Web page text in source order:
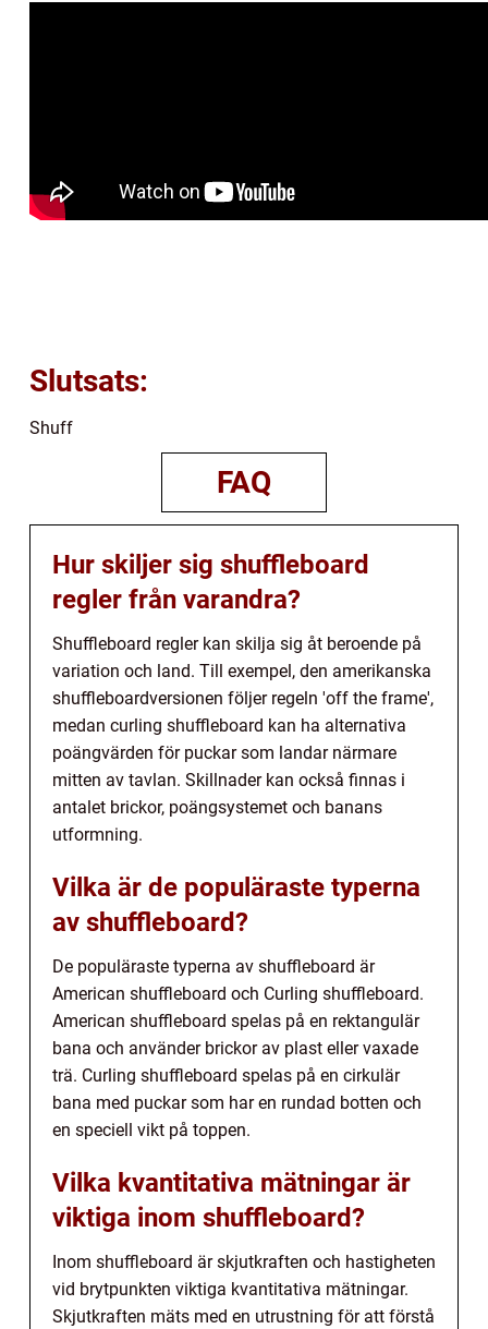
Slutsats:
Shuff
FAQ
Hur skiljer sig shuffleboard
regler från varandra?
Shuffleboard regler kan skilja sig åt beroende på
variation och land. Till exempel, den amerikanska
shuffleboardversionen följer regeln 'off the frame',
medan curling shuffleboard kan ha alternativa
poängvärden för puckar som landar närmare
mitten av tavlan. Skillnader kan också finnas i
antalet brickor, poängsystemet och banans
utformning.
Vilka är de populäraste typerna
av shuffleboard?
De populäraste typerna av shuffleboard är
American shuffleboard och Curling shuffleboard.
American shuffleboard spelas på en rektangulär
bana och använder brickor av plast eller vaxade
trä. Curling shuffleboard spelas på en cirkulär
bana med puckar som har en rundad botten och
en speciell vikt på toppen.
Vilka kvantitativa mätningar är
viktiga inom shuffleboard?
Inom shuffleboard är skjutkraften och hastigheten
vid brytpunkten viktiga kvantitativa mätningar.
Skjutkraften mäts med en utrustning för att förstå